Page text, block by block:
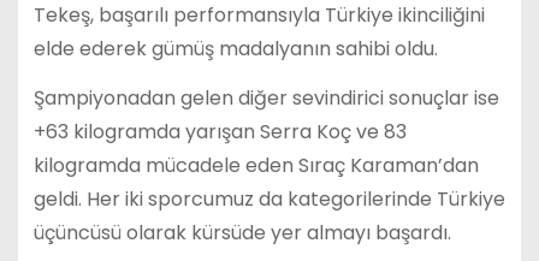
Tekeş, başarılı performansıyla Türkiye ikinciliğini
elde ederek gümüş madalyanın sahibi oldu.
Şampiyonadan gelen diğer sevindirici sonuçlar ise
+63 kilogramda yarışan Serra Koç ve 83
kilogramda mücadele eden Sıraç Karaman’dan
geldi. Her iki sporcumuz da kategorilerinde Türkiye
üçüncüsü olarak kürsüde yer almayı başardı.